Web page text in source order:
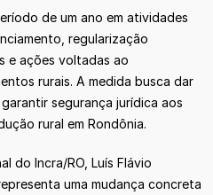
de um ano em atividades
regularização
e ações voltadas ao
rurais. A medida busca dar
segurança jurídica aos
rural em Rondônia.
do Incra/RO, Luís Flávio
uma mudança concreta